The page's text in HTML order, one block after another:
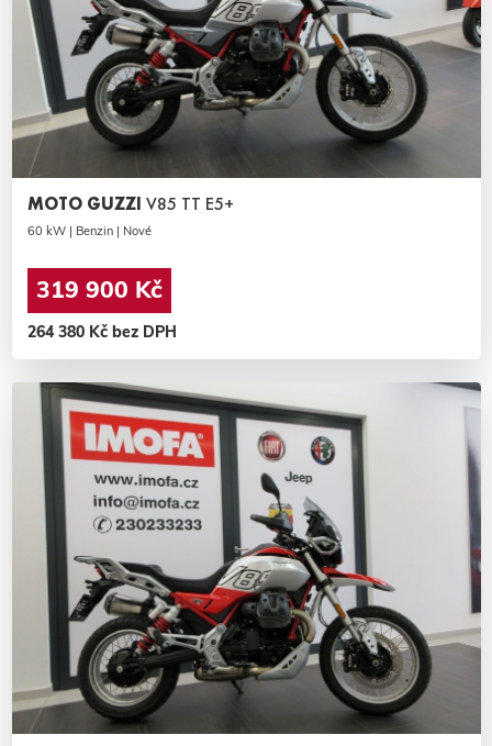
MOTO GUZZI V85 TT E5+
60 kW | Benzin | Nové
319 900 Kč
264 380 Kč bez DPH